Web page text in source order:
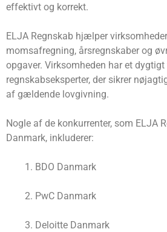
effektivt og korrekt.
ELJA Regnskab hjælper
momsafregning, årsregnskaber og
opgaver. Virksomheden har et
regnskabseksperter, der sikrer
af gældende lovgivning.
Nogle af de konkurrenter, som ELJA
Danmark, inkluderer:
BDO Danmark
PwC Danmark
Deloitte Danmark